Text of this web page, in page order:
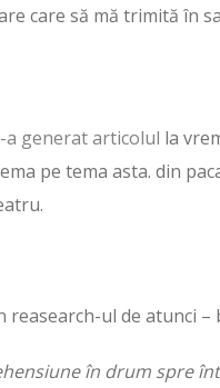
care să mă trimită în
a generat articolul la
pe tema asta. din
reasearch-ul de atunci
în drum spre